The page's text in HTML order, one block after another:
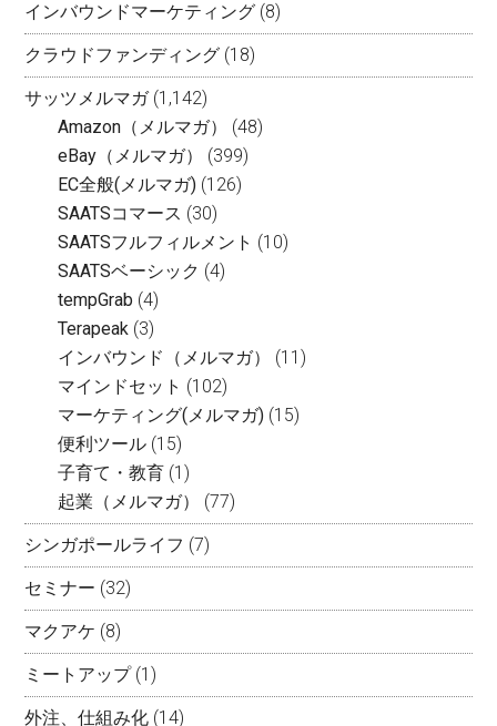
インバウンドマーケティング (8)
クラウドファンディング (18)
サッツメルマガ(1,142)
Amazon（メルマガ）
(48)
eBay（メルマガ）
(399)
EC全般(メルマガ) (126)
SAATSコマース (30)
SAATSフルフィルメント (10)
SAATSベーシック (4)
tempGrab (4)
Terapeak (3)
インバウンド（メルマガ）
(11)
マインドセット (102)
マーケティング(メルマガ) (15)
便利ツール (15)
子育て・教育 (1)
起業（メルマガ）
(77)
シンガポールライフ (7)
セミナー (32)
マクアケ (8)
ミートアップ(1)
外注、仕組み化 (14)